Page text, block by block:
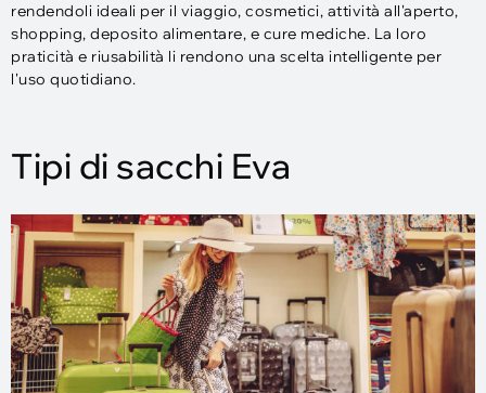
rendendoli ideali per il viaggio, cosmetici, attività all'aperto,
shopping, deposito alimentare, e cure mediche. La loro
praticità e riusabilità li rendono una scelta intelligente per
l'uso quotidiano.
Tipi di sacchi Eva